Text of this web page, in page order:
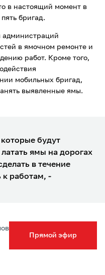
Прямой эфир
в настоящий момент в
бригад.
администраций
в ямочном ремонте и
работ. Кроме того,
мобильных бригад,
выявленные ямы.
будут
ямы на дорогах
в течение
к работам, -
и нажмите Ctrl+Enter